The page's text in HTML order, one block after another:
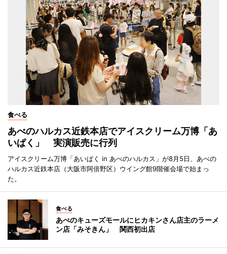
食べる
あべのハルカス近鉄本店でアイスクリーム万博「あ
いぱく」 実演販売に行列
アイスクリーム万博「あいぱく in あべのハルカス」が8月5日、あべの
ハルカス近鉄本店（大阪市阿倍野区）ウイング館9階催会場で始まっ
た。
食べる
あべのキューズモールにヒカキンさん店主のラーメ
ン店「みそきん」 関西初出店